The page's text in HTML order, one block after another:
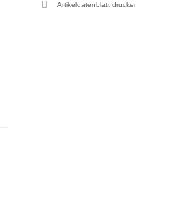
Artikeldatenblatt drucken